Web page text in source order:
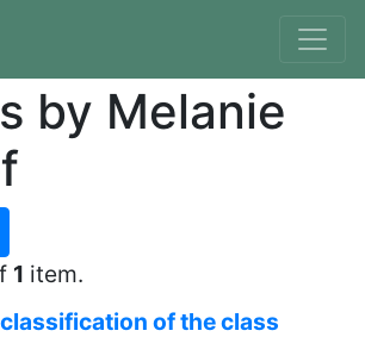
by Melanie
1 item.
of the class